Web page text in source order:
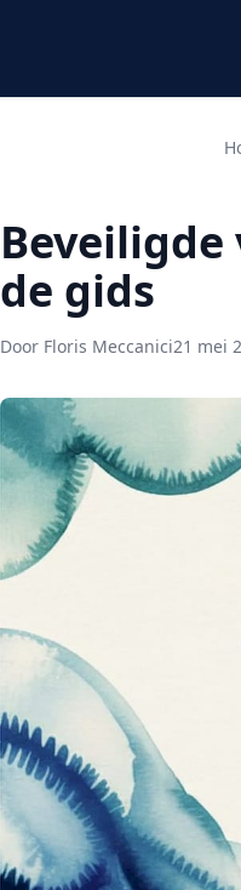
de gids
Door Floris Meccanici21 mei